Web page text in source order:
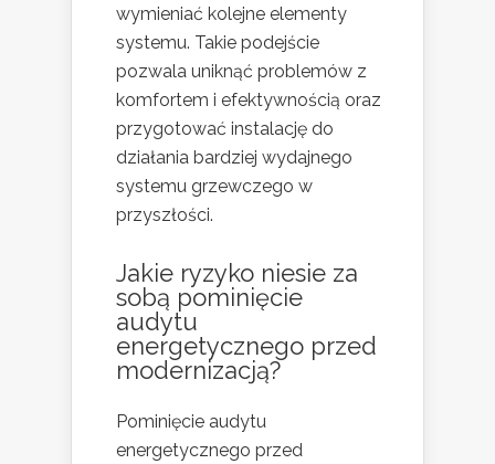
wymieniać kolejne elementy
systemu. Takie podejście
pozwala uniknąć problemów z
komfortem i efektywnością oraz
przygotować instalację do
działania bardziej wydajnego
systemu grzewczego w
przyszłości.
Jakie ryzyko niesie za
sobą pominięcie
audytu
energetycznego przed
modernizacją?
Pominięcie audytu
energetycznego przed